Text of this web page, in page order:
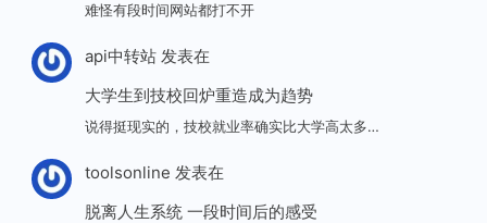
难怪有段时间网站都打不开
api中转站发表在
大学生到技校回炉重造成为趋势
说得挺现实的，技校就业率确实比大学高太多…
toolsonline 发表在
脱离人生系统 一段时间后的感受